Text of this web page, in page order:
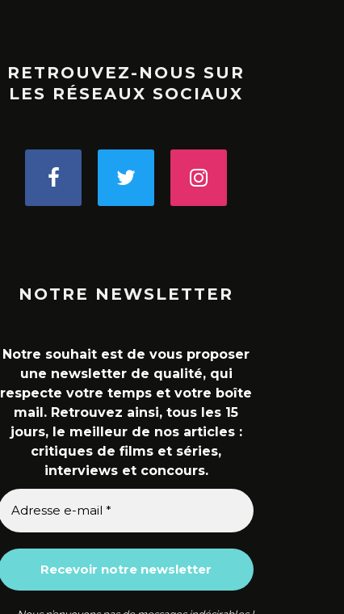
RETROUVEZ-NOUS SUR
LES RÉSEAUX SOCIAUX
NOTRE NEWSLETTER
Notre souhait est de vous proposer
une newsletter de qualité, qui
respecte votre temps et votre boîte
mail. Retrouvez ainsi, tous les 15
jours, le meilleur de nos articles :
critiques de films et séries,
interviews et concours.